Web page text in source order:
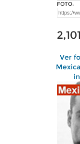
FOTO:
2,101
Ver